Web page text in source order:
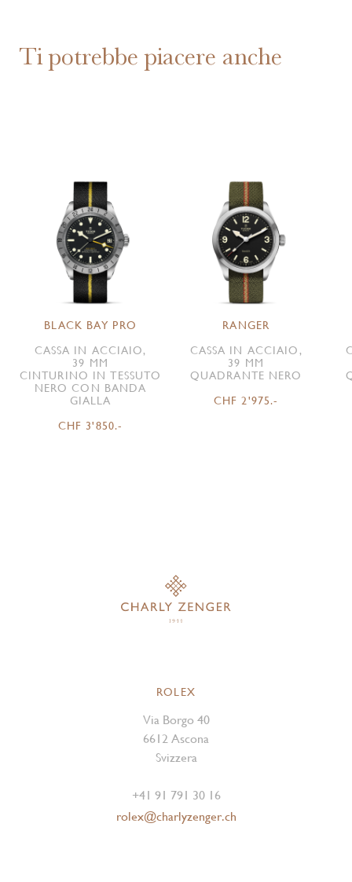
Ti potrebbe piacere anche
BLACK BAY PRO
CASSA IN ACCIAIO,
39 MM
CINTURINO IN TESSUTO
NERO CON BANDA
GIALLA
CHF 3'850.-
RANGER
CASSA IN ACCIAIO,
39 MM
QUADRANTE NERO
CHF 2'975.-
ROLEX
Via Borgo 40
6612 Ascona
Svizzera
+41 91 791 30 16
rolex@charlyzenger.ch